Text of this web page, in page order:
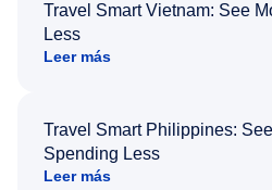
Travel Smart Vietnam: See
Less
Leer más
Travel Smart Philippines:
Spending Less
Leer más